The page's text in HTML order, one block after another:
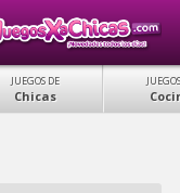
JUEGOS DE
Chicas